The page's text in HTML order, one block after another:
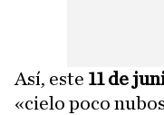
Así, este 11 de
«cielo poco